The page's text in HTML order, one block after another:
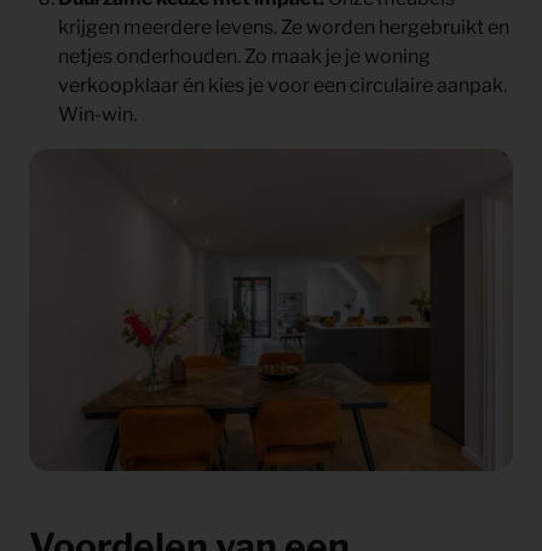
krijgen meerdere levens. Ze worden hergebruikt en
netjes onderhouden. Zo maak je je woning
verkoopklaar én kies je voor een circulaire aanpak.
Win-win.